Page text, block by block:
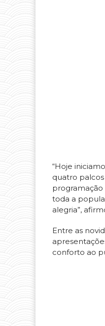
“Hoje
quatro
programação
toda a
alegria”,
Entre as
conforto ao